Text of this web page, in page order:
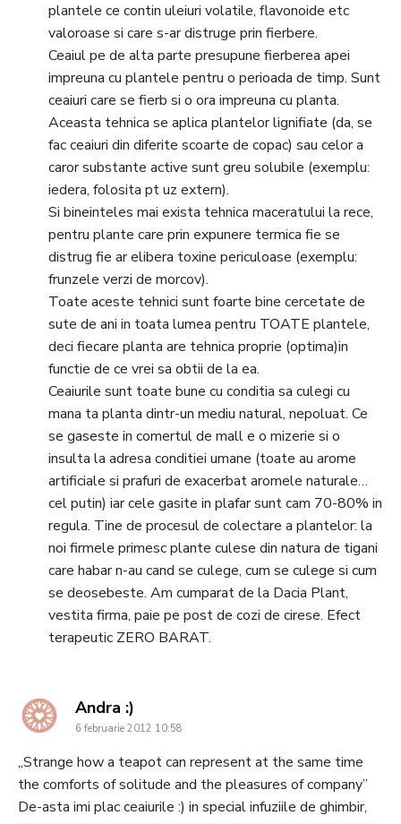
plantele ce contin uleiuri volatile, flavonoide etc
valoroase si care s-ar distruge prin fierbere.
Ceaiul pe de alta parte presupune fierberea apei
impreuna cu plantele pentru o perioada de timp. Sunt
ceaiuri care se fierb si o ora impreuna cu planta.
Aceasta tehnica se aplica plantelor lignifiate (da, se
fac ceaiuri din diferite scoarte de copac) sau celor a
caror substante active sunt greu solubile (exemplu:
iedera, folosita pt uz extern).
Si bineinteles mai exista tehnica maceratului la rece,
pentru plante care prin expunere termica fie se
distrug fie ar elibera toxine periculoase (exemplu:
frunzele verzi de morcov).
Toate aceste tehnici sunt foarte bine cercetate de
sute de ani in toata lumea pentru TOATE plantele,
deci fiecare planta are tehnica proprie (optima)in
functie de ce vrei sa obtii de la ea.
Ceaiurile sunt toate bune cu conditia sa culegi cu
mana ta planta dintr-un mediu natural, nepoluat. Ce
se gaseste in comertul de mall e o mizerie si o
insulta la adresa conditiei umane (toate au arome
artificiale si prafuri de exacerbat aromele naturale…
cel putin) iar cele gasite in plafar sunt cam 70-80% in
regula. Tine de procesul de colectare a plantelor: la
noi firmele primesc plante culese din natura de tigani
care habar n-au cand se culege, cum se culege si cum
se deosebeste. Am cumparat de la Dacia Plant,
vestita firma, paie pe post de cozi de cirese. Efect
terapeutic ZERO BARAT.
Andra :)
6 februarie 2012 10:58
„Strange how a teapot can represent at the same time
the comforts of solitude and the pleasures of company”
De-asta imi plac ceaiurile :) in special infuziile de ghimbir,